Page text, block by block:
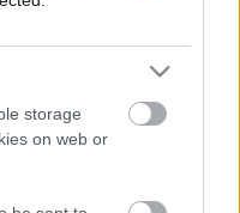
storage
on web or
nyújtani – közölte a